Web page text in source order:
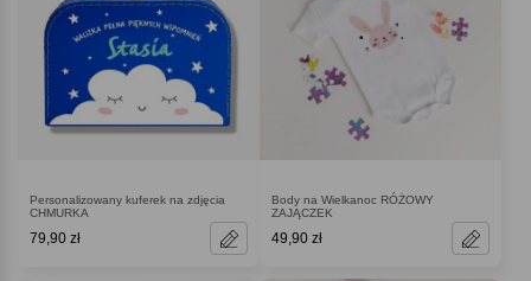
Personalizowany kuferek na zdjęcia
CHMURKA
79,90 zł
Body na Wielkanoc RÓŻOWY
ZAJĄCZEK
49,90 zł